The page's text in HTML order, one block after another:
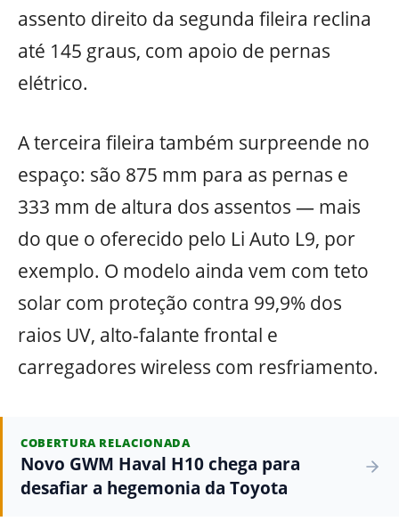
assento direito da segunda fileira reclina
até 145 graus, com apoio de pernas
elétrico.
A terceira fileira também surpreende no
espaço: são 875 mm para as pernas e
333 mm de altura dos assentos — mais
do que o oferecido pelo Li Auto L9, por
exemplo. O modelo ainda vem com teto
solar com proteção contra 99,9% dos
raios UV, alto-falante frontal e
carregadores wireless com resfriamento.
COBERTURA RELACIONADA
Novo GWM Haval H10 chega para
desafiar a hegemonia da Toyota